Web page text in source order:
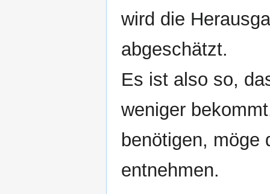
wird die
abgeschätzt.
Es ist also so,
weniger
benötigen, möge
entnehmen.